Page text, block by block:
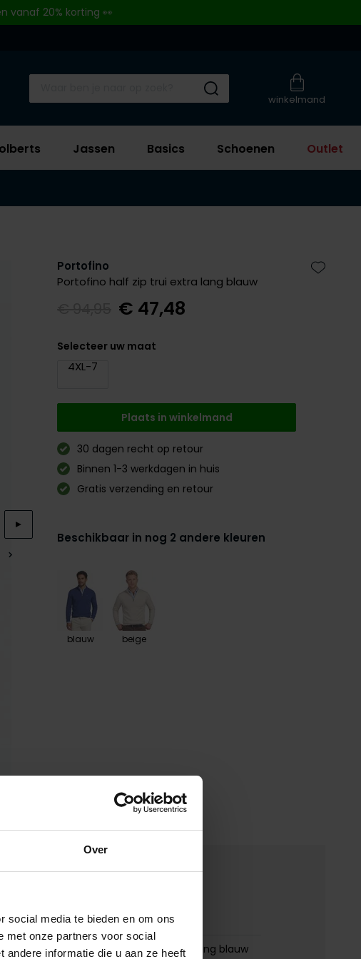
Over
social media te bieden en om ons
met onze partners voor social
andere informatie die u aan ze heeft
vanaf 20% korting 👀
winkelmand
Submit search
Jassen Basics Schoenen Outlet
Portofino
Portofino half zip trui extra lang blauw
Zet bij
€ 47,48
Selecteer uw maat
4XL-7
Plaats in winkelmand
30 dagen recht op retour
Binnen 1-3 werkdagen in huis
Gratis verzending en retour
Beschikbaar in nog 2 andere kleuren
blauw beige
00150385
Portofino half zip trui extra lang blauw